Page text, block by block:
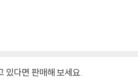
있다면 판매해 보세요.